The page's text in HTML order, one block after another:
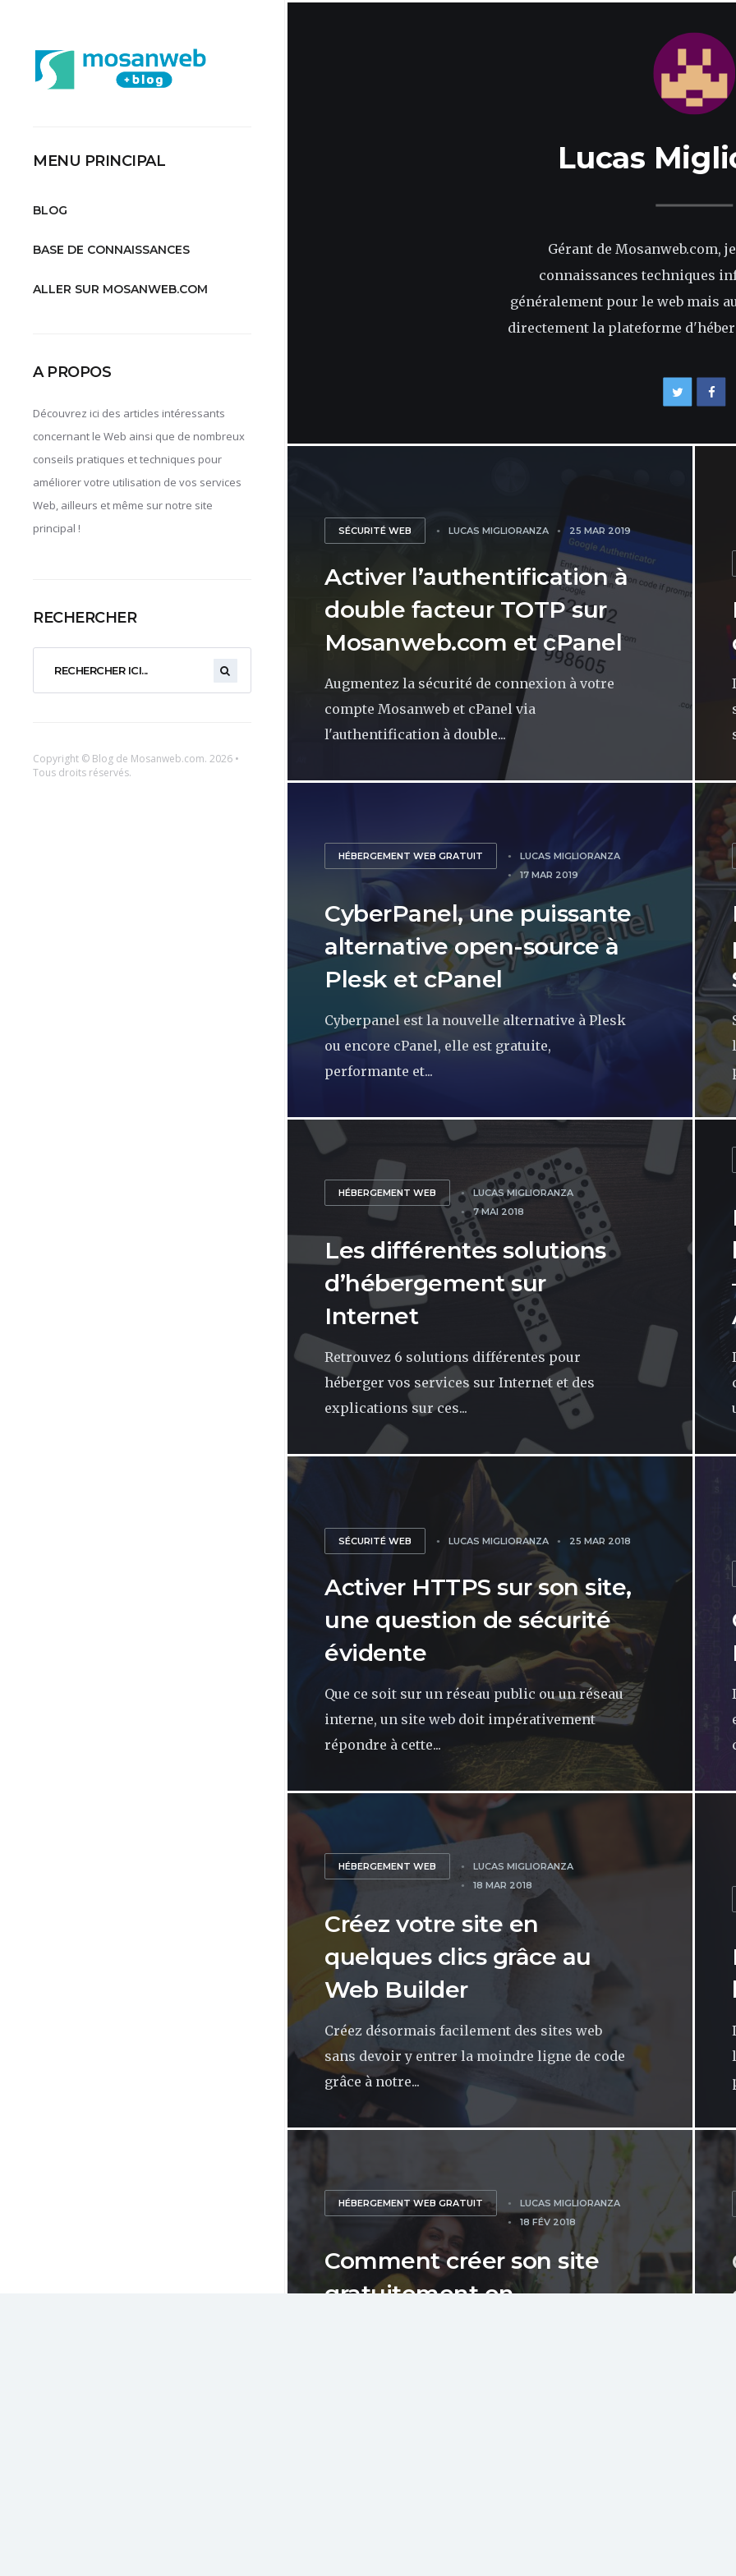
MENU PRINCIPAL
BLOG
BASE DE CONNAISSANCES
ALLER SUR MOSANWEB.COM
A PROPOS
Découvrez ici des articles intéressants
concernant le Web ainsi que de nombreux
conseils pratiques et techniques pour
améliorer votre utilisation de vos services
Web, ailleurs et même sur notre site
principal !
RECHERCHER
Copyright © Blog de Mosanweb.com. 2026 •
Tous droits réservés.
Lucas
Gérant de Mosanweb.com,
connaissances techniques
généralement pour le web mais
directement la plateforme
SÉCURITÉ WEB LUCAS MIGLIORANZA 25 MAR 2019
Activer l’authentification à
double facteur TOTP sur
Mosanweb.com et cPanel
Augmentez la sécurité de connexion à votre
compte Mosanweb et cPanel via
l'authentification à double...
HÉBERGEMENT WEB GRATUIT
LUCAS MIGLIORANZA
17 MAR 2019
CyberPanel, une puissante
alternative open-source à
Plesk et cPanel
Cyberpanel est la nouvelle alternative à Plesk
ou encore cPanel, elle est gratuite,
performante et...
HÉBERGEMENT WEB
LUCAS MIGLIORANZA
7 MAI 2018
Les différentes solutions
d’hébergement sur
Internet
Retrouvez 6 solutions différentes pour
héberger vos services sur Internet et des
explications sur ces...
SÉCURITÉ WEB LUCAS MIGLIORANZA 25 MAR 2018
Activer HTTPS sur son site,
une question de sécurité
évidente
Que ce soit sur un réseau public ou un réseau
interne, un site web doit impérativement
répondre à cette...
HÉBERGEMENT WEB
LUCAS MIGLIORANZA
18 MAR 2018
Créez votre site en
quelques clics grâce au
Web Builder
Créez désormais facilement des sites web
sans devoir y entrer la moindre ligne de code
grâce à notre...
HÉBERGEMENT WEB GRATUIT
LUCAS MIGLIORANZA
18 FÉV 2018
Comment créer son site
gratuitement en